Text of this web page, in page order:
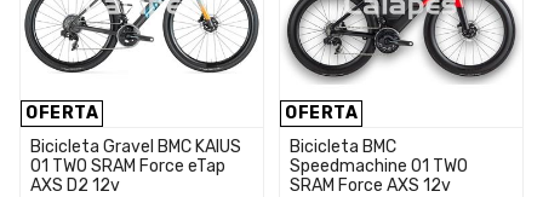
OFERTA
Bicicleta Gravel BMC KAIUS
01 TWO SRAM Force eTap
AXS D2 12v
OFERTA
Bicicleta BMC
Speedmachine 01 TWO
SRAM Force AXS 12v